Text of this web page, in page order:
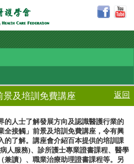
景及培訓免費講座 返回
的人士了解發展方向及認識醫護行業的
全接觸」前景及培訓免費講座，令有興
的了解。講座會介紹百本提供的培訓課
人服務)、診所護士專業證書課程、醫學
兼讀）、職業治療助理證書課程等。另